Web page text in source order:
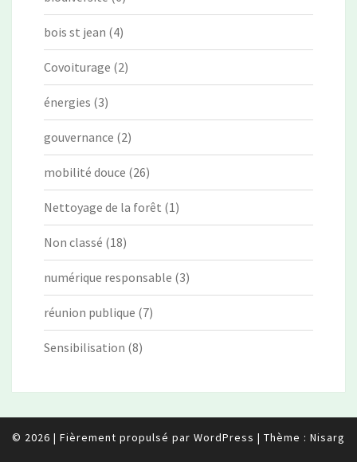
bois st jean (4)
Covoiturage (2)
énergies (3)
gouvernance (2)
mobilité douce (26)
Nettoyage de la forêt (1)
Non classé (18)
numérique responsable (3)
réunion publique (7)
Sensibilisation (8)
© 2026 | Fièrement propulsé par WordPress | Thème : Nisarg